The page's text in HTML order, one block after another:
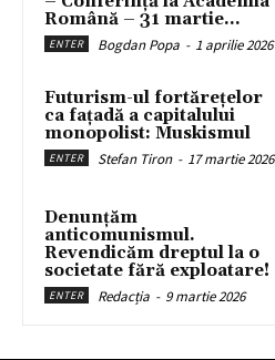
Română – 31 martie...
ENTER Bogdan Popa - 1 aprilie 2026
Futurism-ul fortărețelor
ca fațadă a capitalului
monopolist: Muskismul
ENTER Stefan Tiron - 17 martie 2026
Denunțăm
anticomunismul.
Revendicăm dreptul la o
societate fără exploatare!
ENTER Redacția - 9 martie 2026